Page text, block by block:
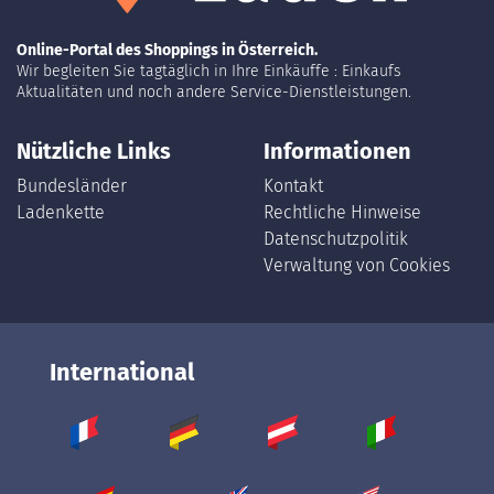
4
Online-Portal des Shoppings in Österreich.
Wir begleiten Sie tagtäglich in Ihre Einkäuffe : Einkaufs
Aktualitäten und noch andere Service-Dienstleistungen.
Nützliche Links
Bundesländer
Ladenkette
Informationen
Kontakt
Rechtliche Hinweise
Datenschutzpolitik
Verwaltung von Cookies
International